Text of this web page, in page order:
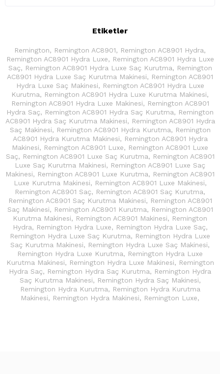
Etiketler
Remington, Remington AC8901, Remington AC8901 Hydra,
Remington AC8901 Hydra Luxe, Remington AC8901 Hydra Luxe
Saç, Remington AC8901 Hydra Luxe Saç Kurutma, Remington
AC8901 Hydra Luxe Saç Kurutma Makinesi, Remington AC8901
Hydra Luxe Saç Makinesi, Remington AC8901 Hydra Luxe
Kurutma, Remington AC8901 Hydra Luxe Kurutma Makinesi,
Remington AC8901 Hydra Luxe Makinesi, Remington AC8901
Hydra Saç, Remington AC8901 Hydra Saç Kurutma, Remington
AC8901 Hydra Saç Kurutma Makinesi, Remington AC8901 Hydra
Saç Makinesi, Remington AC8901 Hydra Kurutma, Remington
AC8901 Hydra Kurutma Makinesi, Remington AC8901 Hydra
Makinesi, Remington AC8901 Luxe, Remington AC8901 Luxe
Saç, Remington AC8901 Luxe Saç Kurutma, Remington AC8901
Luxe Saç Kurutma Makinesi, Remington AC8901 Luxe Saç
Makinesi, Remington AC8901 Luxe Kurutma, Remington AC8901
Luxe Kurutma Makinesi, Remington AC8901 Luxe Makinesi,
Remington AC8901 Saç, Remington AC8901 Saç Kurutma,
Remington AC8901 Saç Kurutma Makinesi, Remington AC8901
Saç Makinesi, Remington AC8901 Kurutma, Remington AC8901
Kurutma Makinesi, Remington AC8901 Makinesi, Remington
Hydra, Remington Hydra Luxe, Remington Hydra Luxe Saç,
Remington Hydra Luxe Saç Kurutma, Remington Hydra Luxe
Saç Kurutma Makinesi, Remington Hydra Luxe Saç Makinesi,
Remington Hydra Luxe Kurutma, Remington Hydra Luxe
Kurutma Makinesi, Remington Hydra Luxe Makinesi, Remington
Hydra Saç, Remington Hydra Saç Kurutma, Remington Hydra
Saç Kurutma Makinesi, Remington Hydra Saç Makinesi,
Remington Hydra Kurutma, Remington Hydra Kurutma
Makinesi, Remington Hydra Makinesi, Remington Luxe,